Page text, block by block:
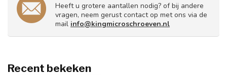
Heeft u grotere aantallen nodig? of bij andere
vragen, neem gerust contact op met ons via de
mail info@kingmicroschroeven.nl
Recent bekeken